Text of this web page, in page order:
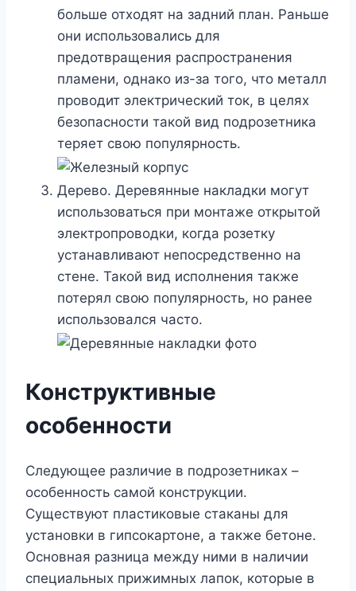
больше отходят на задний план. Раньше
они использовались для
предотвращения распространения
пламени, однако из-за того, что металл
проводит электрический ток, в целях
безопасности такой вид подрозетника
теряет свою популярность.
Дерево. Деревянные накладки могут
использоваться при монтаже открытой
электропроводки, когда розетку
устанавливают непосредственно на
стене. Такой вид исполнения также
потерял свою популярность, но ранее
использовался часто.
Конструктивные
особенности
Следующее различие в подрозетниках –
особенность самой конструкции.
Существуют пластиковые стаканы для
установки в гипсокартоне, а также бетоне.
Основная разница между ними в наличии
специальных прижимных лапок, которые в